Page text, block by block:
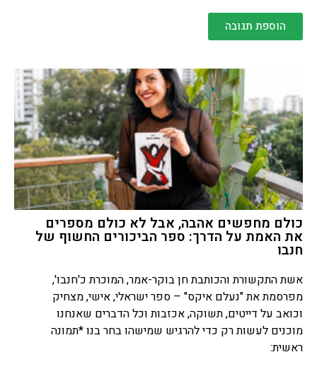
הוספת תגובה
כולם מחפשים אהבה, אבל לא כולם מספרים
את האמת על הדרך: ספר הביכורים החשוף של
חנבו
אשת התקשורת והכותבת חן בוקר-אמר, המוכרת כ'חנבו',
מפרסמת את "נעלם איקס" – ספר ישראלי, אישי, מצחיק
וכואב על דייטים, תשוקה, אכזבות וכל הדברים שאנחנו
מוכנים לעשות רק כדי להרגיש שמישהו בחר בנו *תמונה
ראשית: